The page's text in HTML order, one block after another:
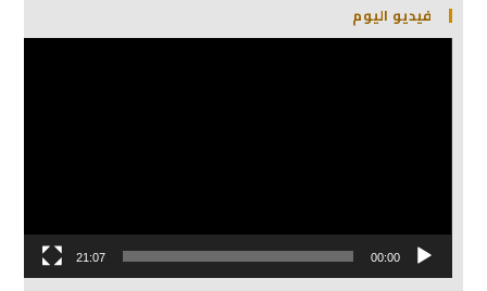
فيديو اليوم
مشغل
00:00
21:07